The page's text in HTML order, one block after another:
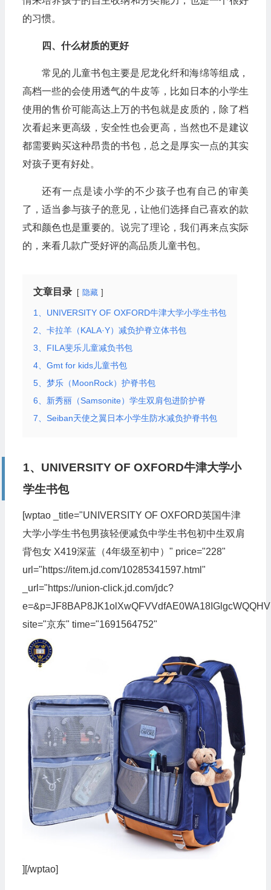
的习惯。
四、什么材质的更好
常见的儿童书包主要是尼龙化纤和海绵等组成，
高档一些的会使用透气的牛皮等，比如日本的小学生
使用的售价可能高达上万的书包就是皮质的，除了档
次看起来更高级，安全性也会更高，当然也不是建议
都需要购买这种昂贵的书包，总之是厚实一点的其实
对孩子更有好处。
还有一点是读小学的不少孩子也有自己的审美
了，适当参与孩子的意见，让他们选择自己喜欢的款
式和颜色也是重要的。说完了理论，我们再来点实际
的，来看几款广受好评的高品质儿童书包。
文章目录 隐藏
1、UNIVERSITY OF OXFORD牛津大学小学生书包
2、卡拉羊（KALA·Y）减负护脊立体书包
3、FILA斐乐儿童减负书包
4、Gmt for kids儿童书包
5、梦乐（MoonRock）护脊书包
6、新秀丽（Samsonite）学生双肩包进阶护脊
7、Seiban天使之翼日本小学生防水减负护脊书包
1、UNIVERSITY OF OXFORD牛津大学小
学生书包
[wptao _title="UNIVERSITY OF OXFORD英国牛津
大学小学生书包男孩轻便减负中学生书包初中生双肩
背包女 X419深蓝（4年级至初中）" price="228"
url="https://item.jd.com/10285341597.html"
_url="https://union-click.jd.com/jdc?
site="京东" time="1691564752"
][/wptao]